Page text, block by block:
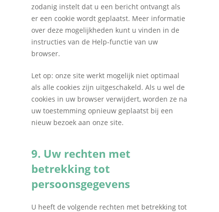
zodanig instelt dat u een bericht ontvangt als
er een cookie wordt geplaatst. Meer informatie
over deze mogelijkheden kunt u vinden in de
instructies van de Help-functie van uw
browser.
Let op: onze site werkt mogelijk niet optimaal
als alle cookies zijn uitgeschakeld. Als u wel de
cookies in uw browser verwijdert, worden ze na
uw toestemming opnieuw geplaatst bij een
nieuw bezoek aan onze site.
9. Uw rechten met
betrekking tot
persoonsgegevens
U heeft de volgende rechten met betrekking tot